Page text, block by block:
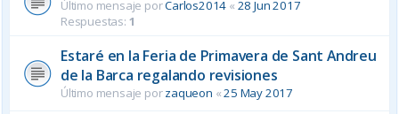
Último mensaje porCarlos2014 « 28 Jun 2017
Respuestas: 1
Estaré en la Feria de Primavera de Sant Andreu
de la Barca regalando revisiones
Último mensaje porzaqueon «25 May 2017